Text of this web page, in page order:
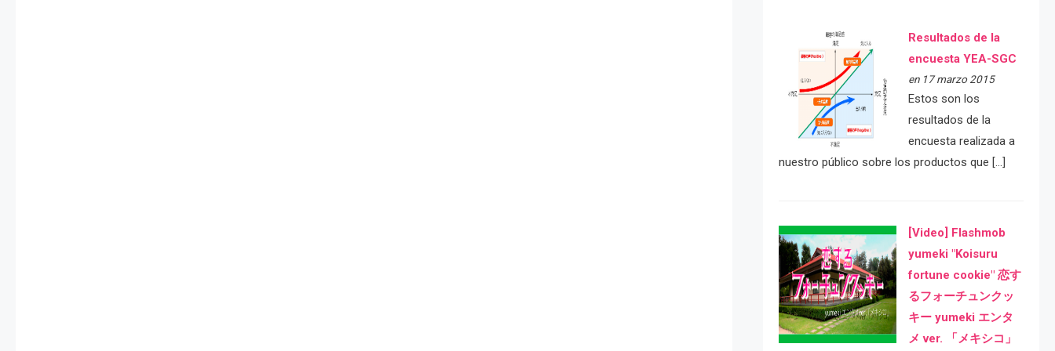
Resultados de la
encuesta YEA-SGC
en 17 marzo 2015
Estos son los
resultados de la
encuesta realizada a
nuestro público sobre los productos que […]
[Video] Flashmob
yumeki "Koisuru
fortune cookie" 恋す
るフォーチュンクッ
キー yumeki エンタ
メ ver. 「メキシコ」